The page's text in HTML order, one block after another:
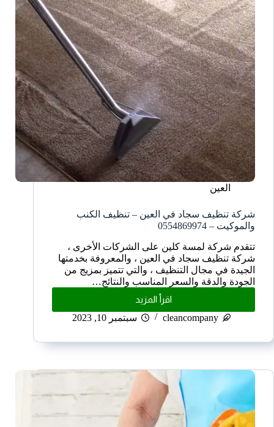
العين
شركة تنظيف سجاد في العين – تنظيف الكنب
والموكيت – 0554869974
تتقدم شركة لمسة كلين على الشركات الأخرى ،
شركة تنظيف سجاد في العين ، والمعروفة بخدمتها
الجيدة في مجال التنظيف ، والتي تتميز بمزيج من
الجودة والدقة والسعر المناسب والنتائج…
اقرأ المزيد
cleancompany
سبتمبر 10, 2023